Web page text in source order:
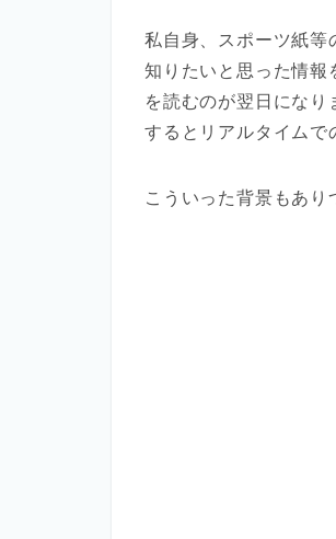
私自身、スポーツ紙等
知りたいと思った情報
を読むのが翌日にな
するとリアルタイムで
こういった背景もあり